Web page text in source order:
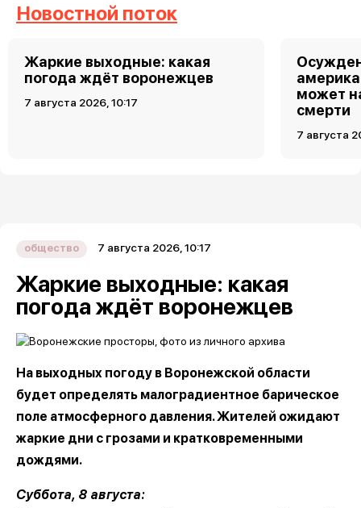
Новостной поток
Жаркие выходные: какая
погода ждёт воронежцев
7 августа 2026, 10:17
может
смерти
7 августа
общество 7 августа 2026, 10:17
Жаркие выходные: какая
погода ждёт воронежцев
На выходных погоду в Воронежской области
будет определять малоградиентное барическое
поле атмосферного давления. Жителей ожидают
жаркие дни с грозами и кратковременными
дождями.
Суббота, 8 августа: